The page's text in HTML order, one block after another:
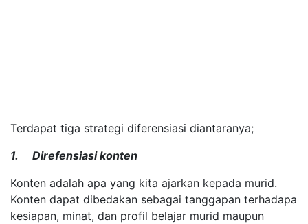
Terdapat tiga strategi diferensiasi diantaranya;
1. Direfensiasi konten
Konten adalah apa yang kita ajarkan kepada murid.
Konten dapat dibedakan sebagai tanggapan terhadapa
kesiapan, minat, dan profil belajar murid maupun